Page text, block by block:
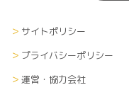
サイトポリシー
プライバシーポリシー
運営・協力会社